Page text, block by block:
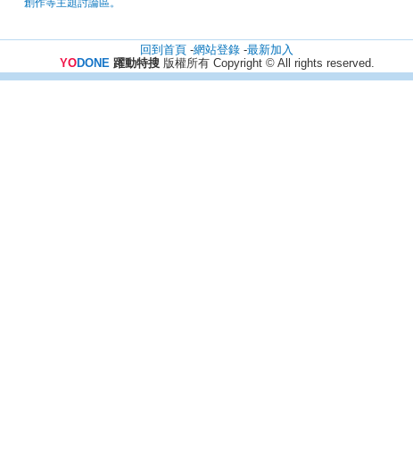
創作等主題討論區。
回到首頁 -網站登錄 -最新加入
YODONE 躍動特搜版權所有 Copyright © All rights reserved.